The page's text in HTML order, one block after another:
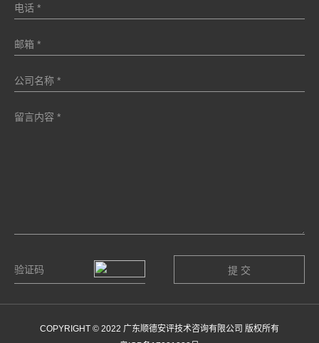
COPYRIGHT © 2022 广东顺德安评技术咨询有限公司 版权所有